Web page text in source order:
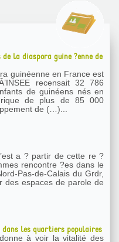
la diaspora guine ?enne de
guinéenne en France est
recensait 32 786
de guinéens nés en
de plus de 85 000
de (…)...
rencontre ?es dans le
Pas-de-Calais du Grdr,
des espaces de parole de
dans les quartiers populaires
à voir la vitalité des